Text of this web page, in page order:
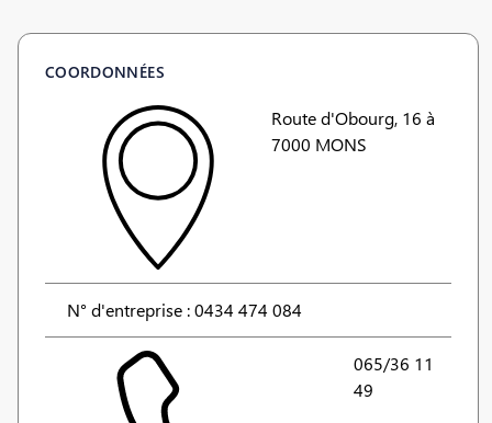
COORDONNÉES
Route d'Obourg, 16 à
7000 MONS
N° d'entreprise : 0434 474 084
065/36 11
49